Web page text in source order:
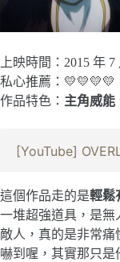
上映時間：2015 年 7
私心推薦：💛💛💛💛
作品特色： 主角威能
[YouTube]
這個作品走的是輕鬆
一堆超強道具，是無
敵人，真的是非常痛
嚇到喔，其實那只